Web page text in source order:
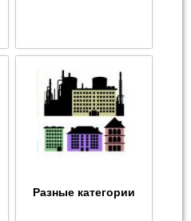
Разные категории